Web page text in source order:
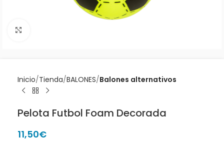
Inicio Tienda BALONES Balones alternativos
Pelota Futbol Foam Decorada
11,50€